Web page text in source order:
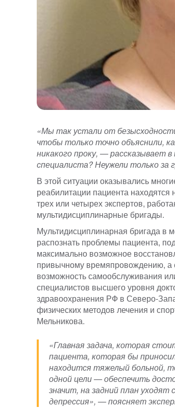
«Мы так устали от
чтобы только точно объяснили,
никакого проку, — рассказывает
специалиста? Неужели только
В этой ситуации оказывались
реабилитации пациента
трех или четырех экспертов,
мультидисциплинарные бригады.
Мультидисциплинарная бригада в
распознать проблемы пациента,
максимально возможное
привычному времяпровождению, а
возможность самообслуживания
специалистов высшего уровня
здравоохранения РФ в Северо-
физических методов лечения и
Мельникова.
«Главная задача, которая
пациента, которая бы
находится тяжелый больной,
одной цели — обеспечить
значит, на задний план
депрессия», — поясняет